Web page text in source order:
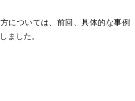
については、前回、具体的な事例
ました。